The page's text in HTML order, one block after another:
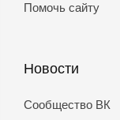
Помочь сайту
Новости
Сообщество ВК